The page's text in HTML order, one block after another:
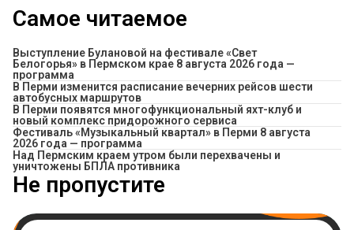
Самое читаемое
Выступление Булановой на фестивале «Свет
Белогорья» в Пермском крае 8 августа 2026 года —
программа
​В Перми изменится расписание вечерних рейсов шести
автобусных маршрутов
В Перми появятся многофункциональный яхт-клуб и
новый комплекс придорожного сервиса
Фестиваль «Музыкальный квартал» в Перми 8 августа
2026 года — программа
Над Пермским краем утром были перехвачены и
уничтожены БПЛА противника
Не пропустите